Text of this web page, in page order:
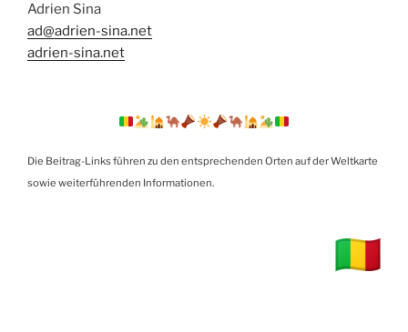
Adrien Sina
ad@adrien-sina.net
adrien-sina.net
Die Beitrag-Links führen zu den entsprechenden Orten auf der Weltkarte
sowie weiterführenden Informationen.